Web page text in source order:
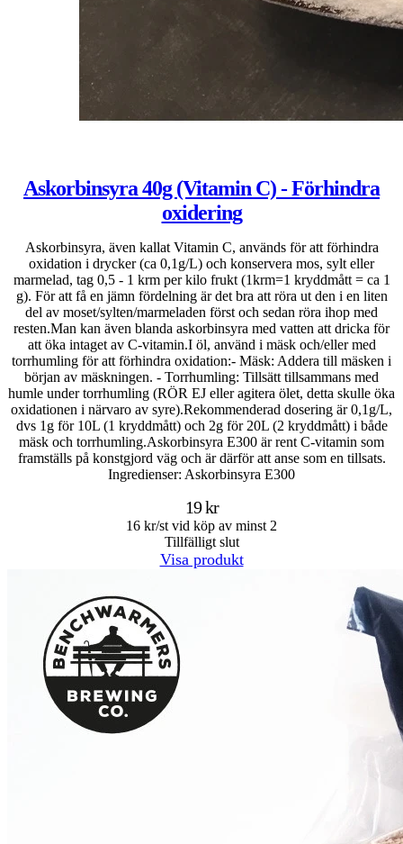
Askorbinsyra 40g (Vitamin C) - Förhindra
oxidering
Askorbinsyra, även kallat Vitamin C, används för att förhindra
oxidation i drycker (ca 0,1g/L) och konservera mos, sylt eller
marmelad, tag 0,5 - 1 krm per kilo frukt (1krm=1 kryddmått = ca 1
g). För att få en jämn fördelning är det bra att röra ut den i en liten
del av moset/sylten/marmeladen först och sedan röra ihop med
resten.Man kan även blanda askorbinsyra med vatten att dricka för
att öka intaget av C-vitamin.I öl, använd i mäsk och/eller med
torrhumling för att förhindra oxidation:- Mäsk: Addera till mäsken i
början av mäskningen. - Torrhumling: Tillsätt tillsammans med
humle under torrhumling (RÖR EJ eller agitera ölet, detta skulle öka
oxidationen i närvaro av syre).Rekommenderad dosering är 0,1g/L,
dvs 1g för 10L (1 kryddmått) och 2g för 20L (2 kryddmått) i både
mäsk och torrhumling.Askorbinsyra E300 är rent C-vitamin som
framställs på konstgjord väg och är därför att anse som en tillsats.
Ingredienser: Askorbinsyra E300
19 kr
16 kr/st vid köp av minst 2
Tillfälligt slut
Visa produkt